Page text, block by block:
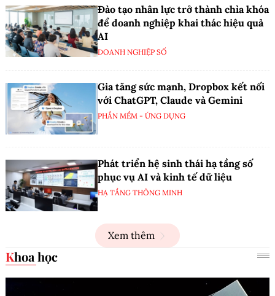
Đào tạo nhân lực trở thành chìa khóa
để doanh nghiệp khai thác hiệu quả
AI
DOANH NGHIỆP SỐ
Gia tăng sức mạnh, Dropbox kết nối
với ChatGPT, Claude và Gemini
PHẦN MỀM - ỨNG DỤNG
Phát triển hệ sinh thái hạ tầng số
phục vụ AI và kinh tế dữ liệu
HẠ TẦNG THÔNG MINH
Xem thêm
Khoa học